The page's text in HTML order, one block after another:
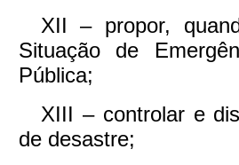
XII – propor,
Situação de
Pública;
XIII – controlar e
de desastre;